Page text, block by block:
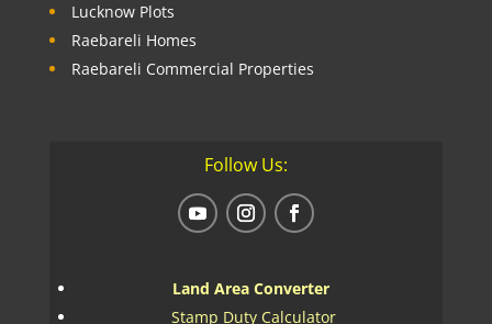
Lucknow Plots
Raebareli Homes
Raebareli Commercial Properties
Follow Us:
Land Area Converter
Stamp Duty Calculator